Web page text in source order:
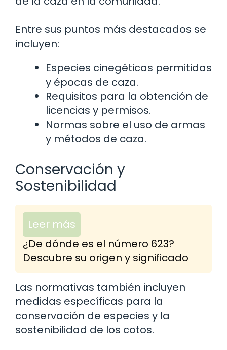
Entre sus puntos más destacados se
incluyen:
Especies cinegéticas permitidas
y épocas de caza.
Requisitos para la obtención de
licencias y permisos.
Normas sobre el uso de armas
y métodos de caza.
Conservación y
Sostenibilidad
Leer más
¿De dónde es el número 623?
Descubre su origen y significado
Las normativas también incluyen
medidas específicas para la
conservación de especies y la
sostenibilidad de los cotos.